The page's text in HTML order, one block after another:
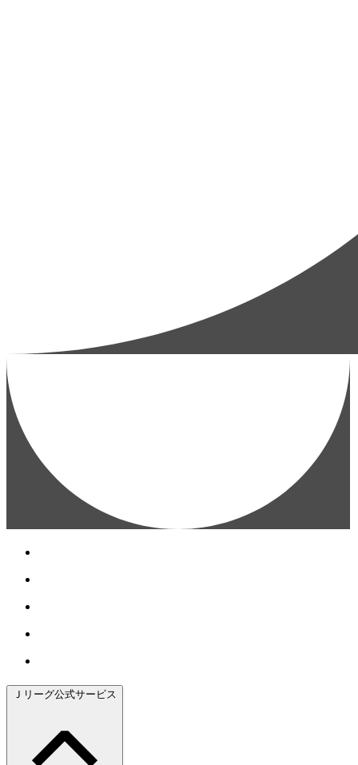
Ｊリーグ公式サービス